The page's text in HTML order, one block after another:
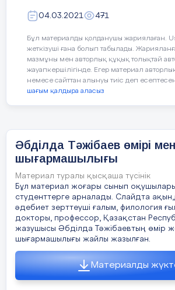
Мысалы:
1. Тақырыптың аты -
3. Жырлайды, қорғайды,
4. Елім деп еңіреген ақын.
5. Дауылпаз
ҮІ. Үйге тапсырма : Махамбет
жатқа оқу
ҮІІ. Бағалау
Сұрақ - жауап;
миға шабуыл;
түсіндіру;
әңгімелестіру;
жаздыру.
Сабақтың көрнекілігі:
Сабақтың эпиграфы
– адамның қасиеті:
нұрлы ақыл, жылы жүрек
Сабақтың барысы:
Балалар,
сабағымыздың
«Артықша туған
өлеңнің авторы
Өткен сабақта біз
Жабаев – 100
04.03.2021 471
Бұл материалды қолданушы жариялаған.
жеткізуші ғана болып табылады.
мазмұны мен авторлық құқық толықтай
жауапкершілігінде. Егер материал
немесе сайттан алынуы тиіс деп
шағым қалдыра аласыз
Әбділда Тәжібаев өмірі мен
шығармашылығы
Материал туралы қысқаша түсінік
Бұл материал жоғары сынып
студенттерге арналады. Слайдта
әдебиет зерттеуші ғалым, филология
докторы, профессор, Қазақстан
жазушысы Әбділда Тәжібаевтың өмір
шығармашылығы жайлы жазылған.
Материалды